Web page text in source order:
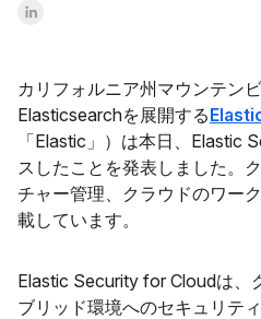
Share on LinkedInr
カリフォルニア州マウンテン
Elasticsearchを展開する
「Elastic」）は本日、Elastic
スしたことを発表しました。
チャー管理、クラウドのワー
載しています。
Elastic Security for Cloudは、
ブリッド環境へのセキュリテ